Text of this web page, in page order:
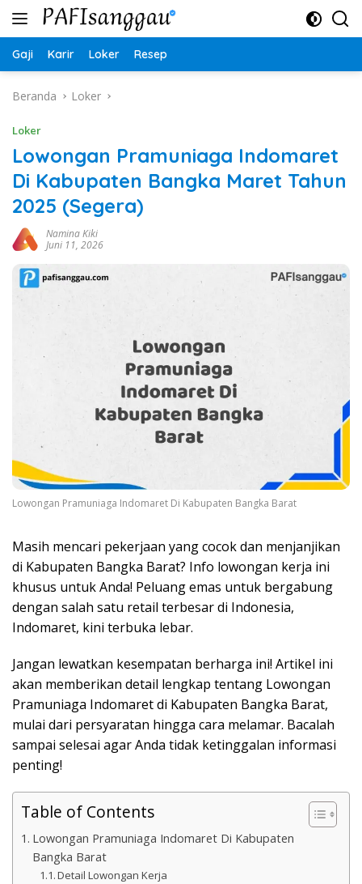
Langsung
Gaji Karir Loker Resep
Beranda Loker
Loker
Lowongan Pramuniaga Indomaret
Di Kabupaten Bangka Maret Tahun
2025 (Segera)
Namina Kiki
Juni 11, 2026
Lowongan Pramuniaga Indomaret Di Kabupaten Bangka Barat
Masih mencari pekerjaan yang cocok dan menjanjikan
di Kabupaten Bangka Barat? Info lowongan kerja ini
khusus untuk Anda! Peluang emas untuk bergabung
dengan salah satu retail terbesar di Indonesia,
Indomaret, kini terbuka lebar.
Jangan lewatkan kesempatan berharga ini! Artikel ini
akan memberikan detail lengkap tentang Lowongan
Pramuniaga Indomaret di Kabupaten Bangka Barat,
mulai dari persyaratan hingga cara melamar. Bacalah
sampai selesai agar Anda tidak ketinggalan informasi
penting!
Table of Contents
Lowongan Pramuniaga Indomaret Di Kabupaten
Bangka Barat
Detail Lowongan Kerja